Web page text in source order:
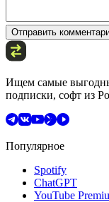
Отправить
Ищем самые
подписки, софт из
Популярное
Spotify
ChatGPT
YouTube